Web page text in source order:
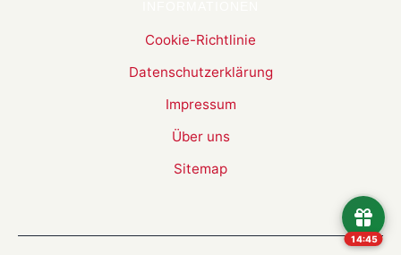
Cookie-Richtlinie
Datenschutzerklärung
Impressum
Über uns
Sitemap
14:44